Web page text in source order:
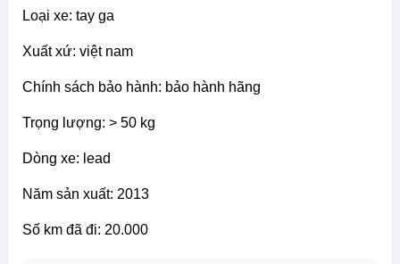
loại xe: tay ga
xuất xứ: việt nam
chính sách bảo hành: bảo hành hãng
trọng lượng: > 50 kg
dòng xe: lead
năm sản xuất: 2013
số km đã đi: 20.000